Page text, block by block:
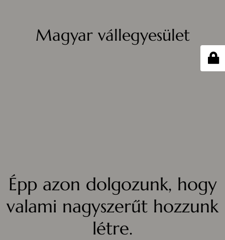
Magyar vállegyesület
Épp azon dolgozunk, hogy
valami nagyszerűt hozzunk
létre.